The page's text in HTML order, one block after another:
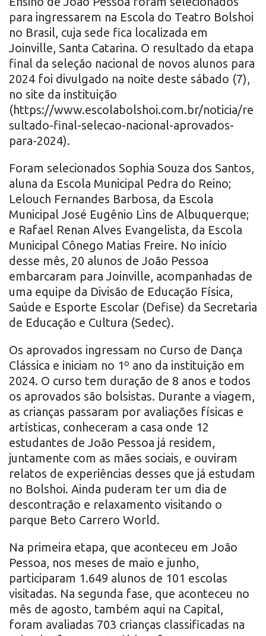
para ingressarem na Escola do Teatro Bolshoi
no Brasil, cuja sede fica localizada em
Joinville, Santa Catarina. O resultado da etapa
final da seleção nacional de novos alunos para
2024 foi divulgado na noite deste sábado (7),
no site da instituição
(https://www.escolabolshoi.com.br/noticia/re
sultado-final-selecao-nacional-aprovados-
para-2024).
Foram selecionados Sophia Souza dos Santos,
aluna da Escola Municipal Pedra do Reino;
Lelouch Fernandes Barbosa, da Escola
Municipal José Eugênio Lins de Albuquerque;
e Rafael Renan Alves Evangelista, da Escola
Municipal Cônego Matias Freire. No início
desse mês, 20 alunos de João Pessoa
embarcaram para Joinville, acompanhadas de
uma equipe da Divisão de Educação Física,
Saúde e Esporte Escolar (Defise) da Secretaria
de Educação e Cultura (Sedec).
Os aprovados ingressam no Curso de Dança
Clássica e iniciam no 1º ano da instituição em
2024. O curso tem duração de 8 anos e todos
os aprovados são bolsistas. Durante a viagem,
as crianças passaram por avaliações físicas e
artísticas, conheceram a casa onde 12
estudantes de João Pessoa já residem,
juntamente com as mães sociais, e ouviram
relatos de experiências desses que já estudam
no Bolshoi. Ainda puderam ter um dia de
descontração e relaxamento visitando o
parque Beto Carrero World.
Na primeira etapa, que aconteceu em João
Pessoa, nos meses de maio e junho,
participaram 1.649 alunos de 101 escolas
visitadas. Na segunda fase, que aconteceu no
mês de agosto, também aqui na Capital,
foram avaliadas 703 crianças classificadas na